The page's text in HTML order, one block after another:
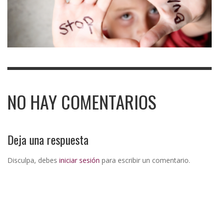
NO HAY COMENTARIOS
Deja una respuesta
Disculpa, debes iniciar sesión para escribir un comentario.